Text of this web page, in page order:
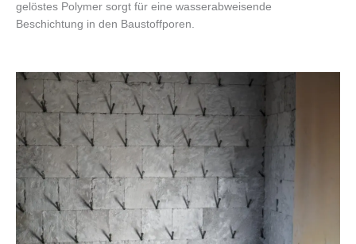
gelöstes Polymer sorgt für eine wasserabweisende
Beschichtung in den Baustoffporen.